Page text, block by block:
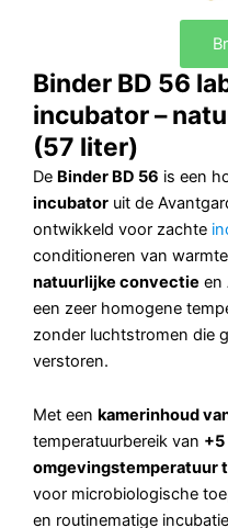
Binder BD 56
incubator –
(57 liter)
De Binder BD 56 is een
incubator uit de
ontwikkeld voor zachte
conditioneren van
natuurlijke convectie en
een zeer homogene
zonder luchtstromen die
verstoren.
Met een kamerinhoud
temperatuurbereik van +5
omgevingstemperatuur
voor microbiologische
en routinematige